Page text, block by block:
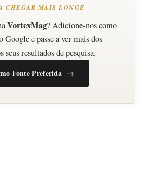
CHEGAR MAIS LONGE
VortexMag? Adicione-nos como
e passe a ver mais dos
seus resultados de pesquisa.
Fonte Preferida →